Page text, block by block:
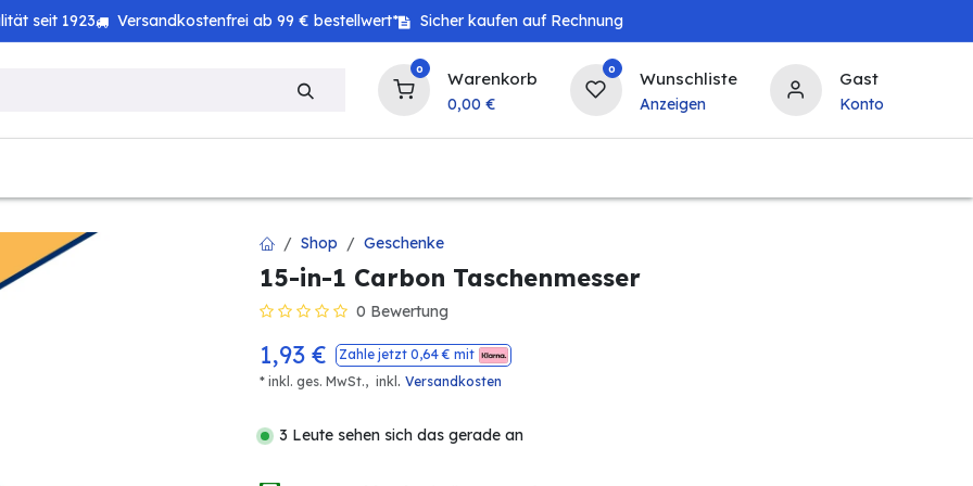
seit 1923 Versandkostenfrei ab 99 € bestellwert* Sicher kaufen auf Rechnung
0 Warenkorb
0,00 €
0 Wunschliste
Anzeigen
Gast
Konto
Shop Geschenke
15-in-1 Carbon Taschenmesser
0 Bewertung
1,93 € Zahle jetzt 0,64€ mit
* inkl. ges. MwSt., inkl . Versandkosten
3 Leute sehen sich das gerade an